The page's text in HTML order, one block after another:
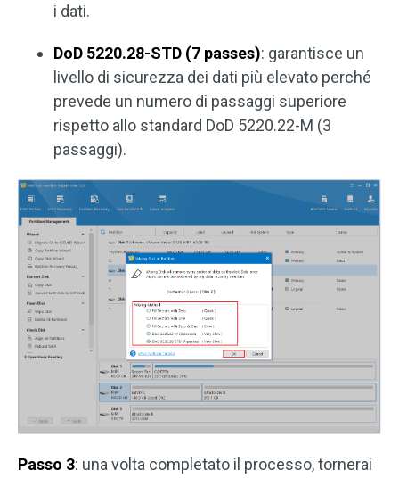
i dati.
DoD 5220.28-STD (7 passes): garantisce un
livello di sicurezza dei dati più elevato perché
prevede un numero di passaggi superiore
rispetto allo standard DoD 5220.22-M (3
passaggi).
Passo 3: una volta completato il processo, tornerai